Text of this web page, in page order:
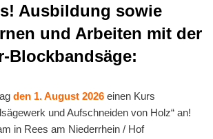
Ausbildung sowie
und Arbeiten mit der
Blockbandsäge:
den 1. August 2026 einen Kurs
und Aufschneiden von Holz“ an!
in Rees am Niederrhein / Hof